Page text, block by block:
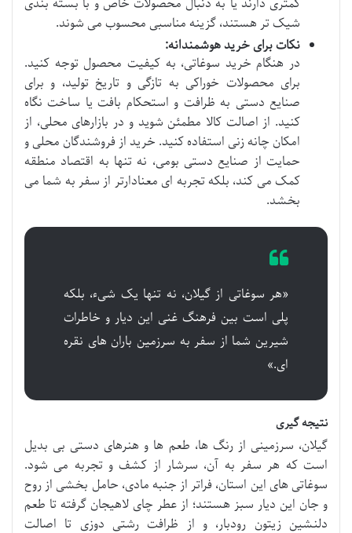
شیک تر هستند، گزینه مناسبی محسوب می شوند.
نکات برای خرید هوشمندانه:
در هنگام خرید سوغاتی، به کیفیت محصول توجه کنید.
برای محصولات خوراکی به تازگی و تاریخ تولید، و برای
صنایع دستی به ظرافت و استحکام بافت یا ساخت نگاه
کنید. از اصالت کالا مطمئن شوید و در بازارهای محلی، از
امکان چانه زنی استفاده کنید. خرید از فروشندگان محلی و
حمایت از صنایع دستی بومی، نه تنها به اقتصاد منطقه
کمک می کند، بلکه تجربه ای معنادارتر از سفر به شما می
بخشد.
«هر سوغاتی از گیلان، نه تنها یک شیء، بلکه
پلی است بین فرهنگ غنی این دیار و خاطرات
شیرین شما از سفر به سرزمین باران های نقره
ای.»
نتیجه گیری
گیلان، سرزمینی از رنگ ها، طعم ها و هنرهای دستی بی بدیل
است که هر سفر به آن، سرشار از کشف و تجربه می شود.
سوغاتی های این استان، فراتر از جنبه مادی، حامل بخشی از روح
و جان این دیار سبز هستند؛ از عطر چای لاهیجان گرفته تا طعم
دلنشین زیتون رودبار، و از ظرافت رشتی دوزی تا اصالت